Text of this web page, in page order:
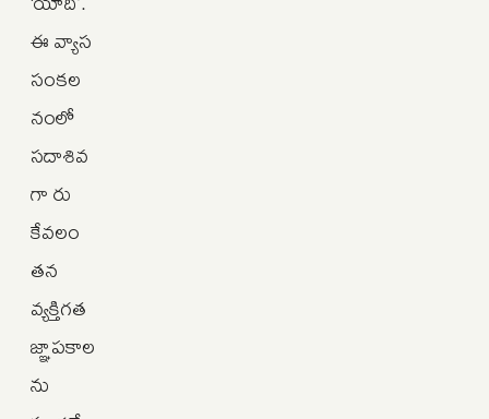
ఈ వ్యాస
సంకల
నంలో
సదాశివ
గా రు
కేవలం
తన
వ్యక్తిగత
జ్ఞాపకాల
ను